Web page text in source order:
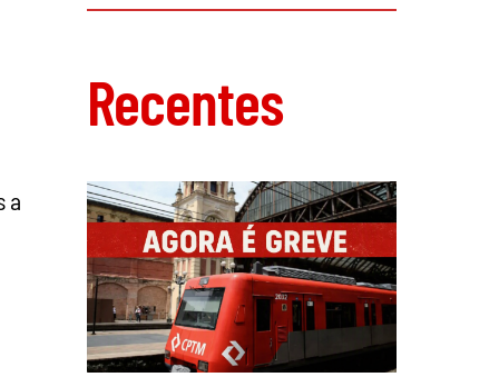
a
presidente Boluarte
Recentes